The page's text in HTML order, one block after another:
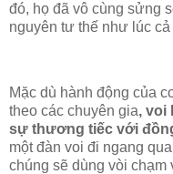
đó, họ đã vô cùng sửng
nguyên tư thế như lúc
Mặc dù hành động của
theo các chuyên gia, voi
sự thương tiếc với
một đàn voi đi ngang
chúng sẽ dùng vòi chạm